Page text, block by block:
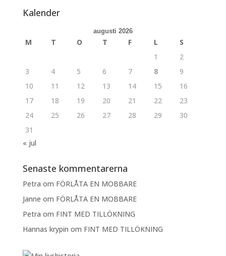
Kalender
augusti 2026
M T O T F L
S
1
2
3
4 5 6 7 8
9
10
11 12 13 14 15
16
17
18 19 20 21 22
23
24
25 26 27 28 29
30
31
« jul
Senaste kommentarerna
Petra om FÖRLÅTA EN MOBBARE
Janne om FÖRLÅTA EN MOBBARE
Petra om FINT MED TILLÖKNING
Hannas krypin om FINT MED TILLÖKNING